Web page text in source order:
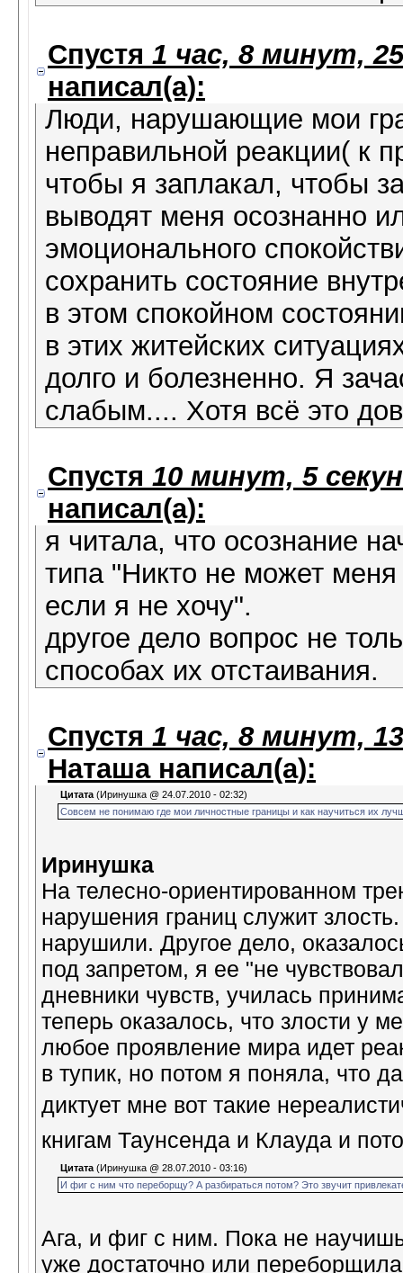
Спустя 1 час, 8 минут,
написал(а):
Люди, нарушающие мои
неправильной реакции( к
чтобы я заплакал, чтобы
выводят меня осознанно
эмоционального
сохранить состояние
в этом спокойном
в этих житейских
долго и болезненно. Я
слабым.... Хотя всё это
Спустя 10 минут, 5
написал(а):
я читала, что осознание
типа "Никто не может
если я не хочу".
другое дело вопрос не
способах их отстаивания.
Спустя 1 час, 8 минут,
Наташанаписал(а):
Цитата(Иринушка @ 24.07.2010 - 02:32)
Совсем не понимаю где мои личностные границы и как научиться их
Иринушка
На телесно-ориентированном
нарушения границ служит
нарушили. Другое дело,
под запретом, я ее "не
дневники чувств, училась
теперь оказалось, что злости у
любое проявление мира идет
в тупик, но потом я поняла, что
диктует мне вот такие
книгам Таунсенда и Клауда и
Цитата(Иринушка @ 28.07.2010 - 03:16)
И фиг с ним что переборщу? А разбираться потом? Это звучит
Ага, и фиг с ним. Пока не
уже достаточно или